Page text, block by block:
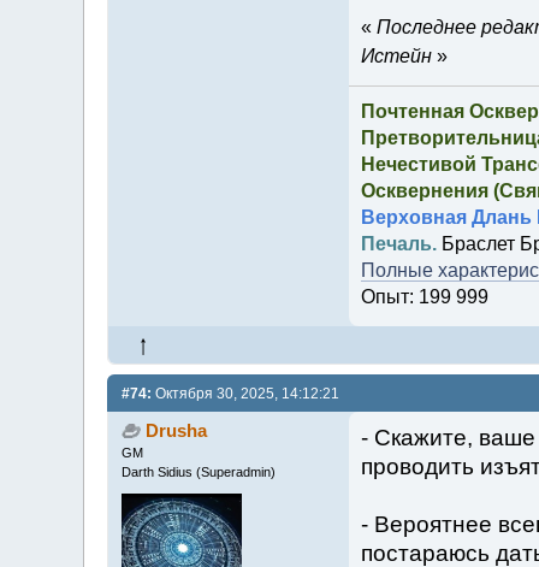
« Последнее
Истейн»
Почтенная
Нечестивой
Осквернения
Верховная Длань
Печаль.Браслет
Полные
Опыт: 199 999
#74: Октября 30, 2025, 14:12:21
Drusha
GM
Darth Sidius (Superadmin)
- Скажите, ваше
проводить
- Вероятнее
постараюсь